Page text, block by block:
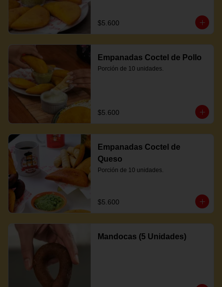
$5.600
Empanadas Coctel de Pollo
Porción de 10 unidades.
$5.600
Empanadas Coctel de
Queso
Porción de 10 unidades.
$5.600
Mandocas (5 Unidades)